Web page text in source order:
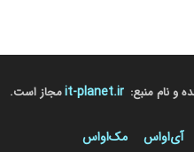
و نام منبع: it-planet.irمجاز است.
آی‌او‌اس مک‌او‌اس